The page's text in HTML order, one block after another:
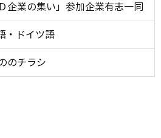
企業の集い」参加企業有志一同
・ドイツ語
のチラシ